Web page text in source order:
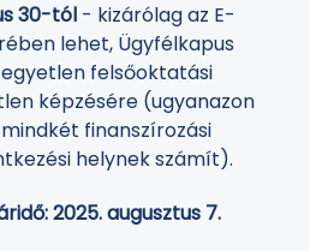
30-tól - kizárólag az E-
lehet, Ügyfélkapus
felsőoktatási
képzésére (ugyanazon
finanszírozási
helynek számít).
2025. augusztus 7.